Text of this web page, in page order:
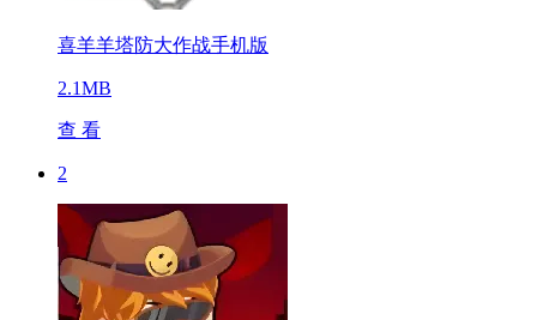
喜羊羊塔防大作战手机版
2.1MB
查 看
2